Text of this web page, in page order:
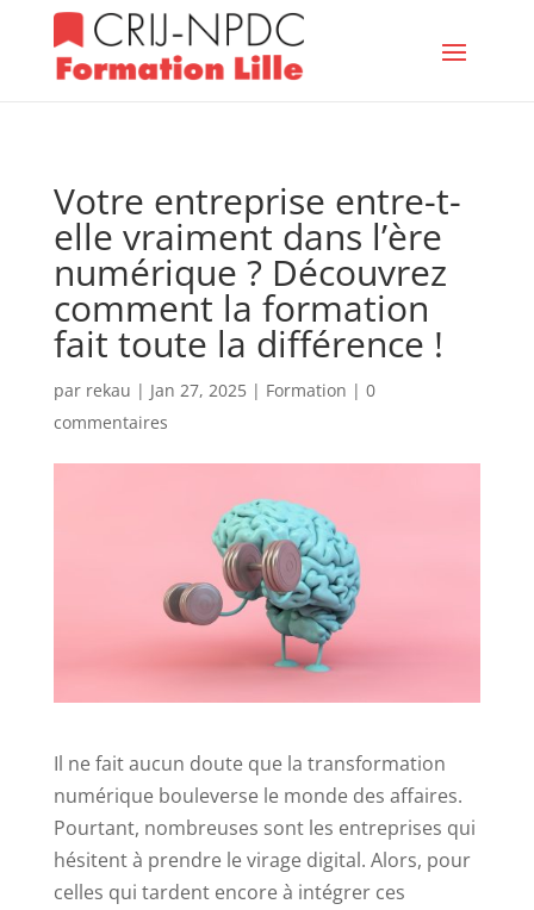
Votre entreprise entre-t-
elle vraiment dans l’ère
numérique ? Découvrez
comment la formation
fait toute la différence !
par rekau | Jan 27, 2025| Formation | 0
commentaires
Il ne fait aucun doute que la transformation
numérique bouleverse le monde des affaires.
Pourtant, nombreuses sont les entreprises qui
hésitent à prendre le virage digital. Alors, pour
celles qui tardent encore à intégrer ces